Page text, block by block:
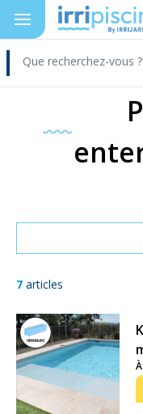
DEVIS
7 articles